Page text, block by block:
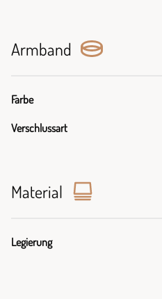
Armband
Farbe
Verschlussart
Material
Legierung